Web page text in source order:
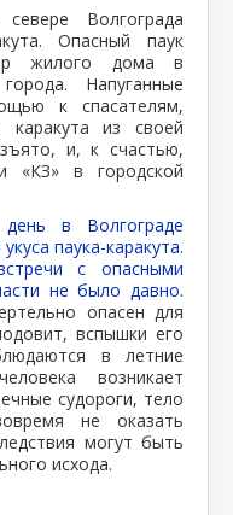
Волгограда
Опасный паук
жилого дома в
Напуганные
к спасателям,
каракута из своей
и, к счастью,
«КЗ» в городской
в Волгограде
паука-каракута.
с опасными
не было давно.
опасен для
вспышки его
в летние
возникает
судороги, тело
не оказать
могут быть
исхода.